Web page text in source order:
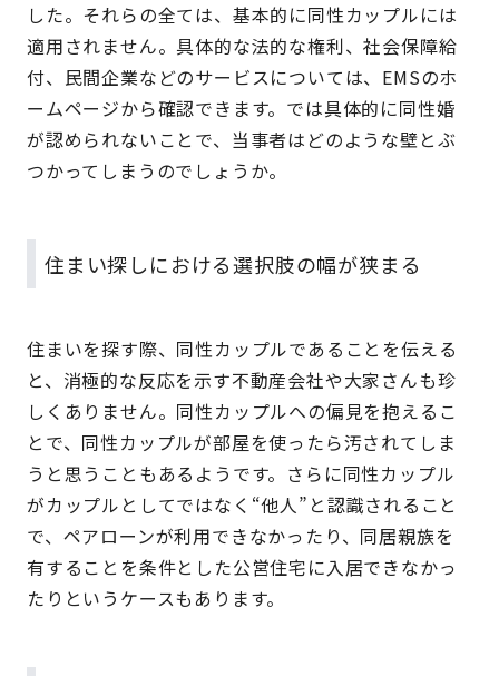
した。それらの全ては、基本的に同性カップルには
適用されません。具体的な法的な権利、社会保障給
付、民間企業などのサービスについては、EMSのホ
ームページから確認できます。では具体的に同性婚
が認められないことで、当事者はどのような壁とぶ
つかってしまうのでしょうか。
住まい探しにおける選択肢の幅が狭まる
住まいを探す際、同性カップルであることを伝える
と、消極的な反応を示す不動産会社や大家さんも珍
しくありません。同性カップルへの偏見を抱えるこ
とで、同性カップルが部屋を使ったら汚されてしま
うと思うこともあるようです。さらに同性カップル
がカップルとしてではなく“他人”と認識されること
で、ペアローンが利用できなかったり、同居親族を
有することを条件とした公営住宅に入居できなかっ
たりというケースもあります。